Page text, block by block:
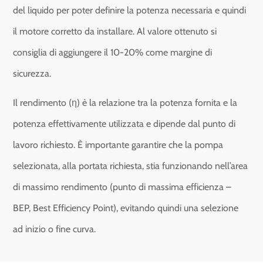
del liquido per poter definire la potenza necessaria e quindi
il motore corretto da installare. Al valore ottenuto si
consiglia di aggiungere il 10-20% come margine di
sicurezza.
Il rendimento (η) è la relazione tra la potenza fornita e la
potenza effettivamente utilizzata e dipende dal punto di
lavoro richiesto. È importante garantire che la pompa
selezionata, alla portata richiesta, stia funzionando nell’area
di massimo rendimento (punto di massima efficienza –
BEP, Best Efficiency Point), evitando quindi una selezione
ad inizio o fine curva.